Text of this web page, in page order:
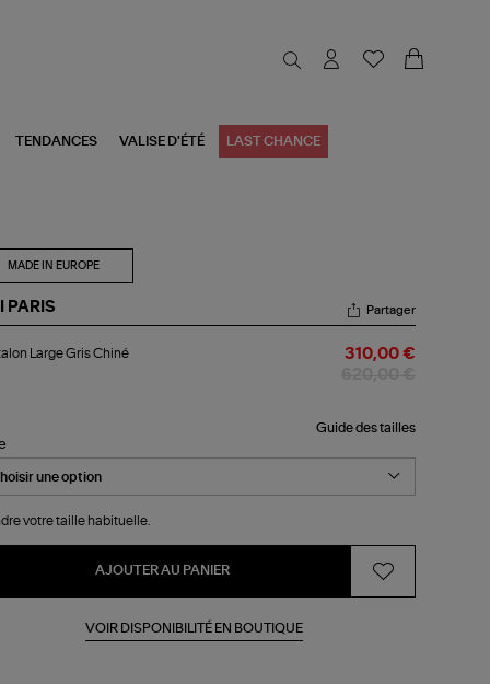
TENDANCES VALISE D'ÉTÉ LAST CHANCE
MADE IN EUROPE
PARIS Partager
Large Gris Chiné 310,00 €
Guide des tailles
votre taille habituelle.
AJOUTER AU PANIER
VOIR DISPONIBILITÉ EN BOUTIQUE